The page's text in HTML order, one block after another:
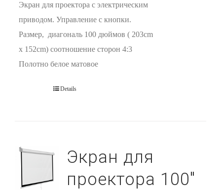
Экран для проектора с электрическим
приводом. Управление с кнопки.
Размер, диагональ 100 дюймов ( 203cm
x 152cm) соотношение сторон 4:3
Полотно белое матовое
Details
Экран для
проектора 100″